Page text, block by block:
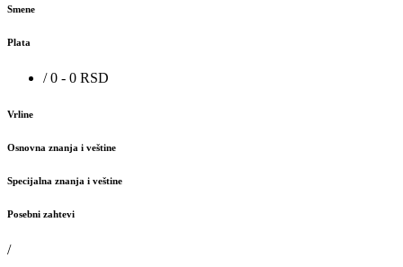
Smene
Plata
/ 0 - 0 RSD
Vrline
Osnovna znanja i veštine
Specijalna znanja i veštine
Posebni zahtevi
/